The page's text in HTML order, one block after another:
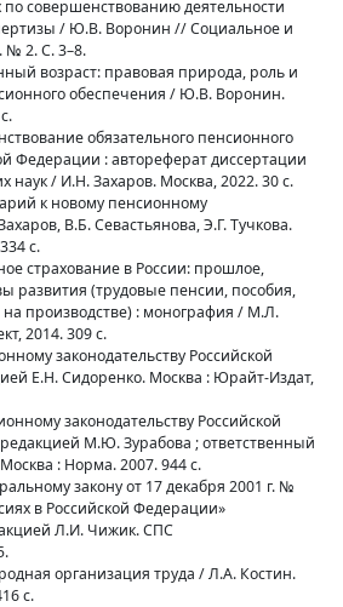
совершенствованию деятельности
/ Ю.В. Воронин // Социальное и
№ 2. С. 3–8.
возраст: правовая природа, роль и
обеспечения / Ю.В. Воронин.
обязательного пенсионного
Федерации : автореферат диссертации
наук / И.Н. Захаров. Москва, 2022. 30 с.
к новому пенсионному
В.Б. Севастьянова, Э.Г. Тучкова.
с.
страхование в России: прошлое,
развития (трудовые пенсии, пособия,
производстве) : монография / М.Л.
2014. 309 с.
законодательству Российской
Е.Н. Сидоренко. Москва : Юрайт-Издат,
законодательству Российской
М.Ю. Зурабова ; ответственный
: Норма. 2007. 944 с.
закону от 17 декабря 2001 г. №
в Российской Федерации»
Л.И. Чижик. СПС
организация труда / Л.А. Костин.
с.